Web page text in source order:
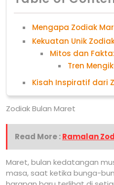
Mengapa Zodiak
Kekuatan Unik
Mitos dan
Tren
Kisah Inspiratif dari
Zodiak Bulan Maret
Read More :Ramalan
Maret, bulan kedatangan
masa, saat ketika bunga-